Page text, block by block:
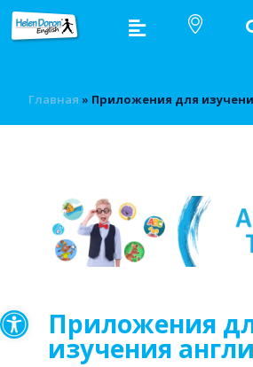
Открыть панель
Главная » Приложения для
Приложения
изучения